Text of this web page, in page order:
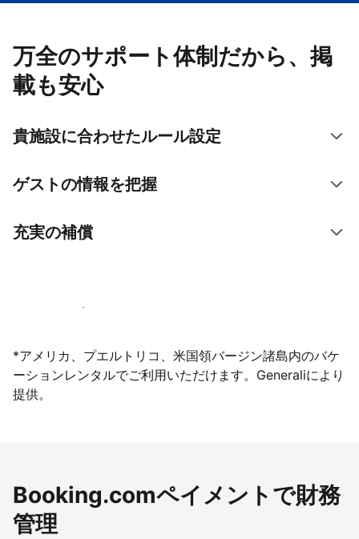
万全のサポート体制だから、掲
載も安心
貴施設に合わせたルール設定
ゲストの情報を把握
充実の補償
今すぐ掲載登録する
*アメリカ、プエルトリコ、米国領バージン諸島内のバケ
ーションレンタルでご利用いただけます。Generaliにより
提供。
Booking.comペイメントで財務
管理